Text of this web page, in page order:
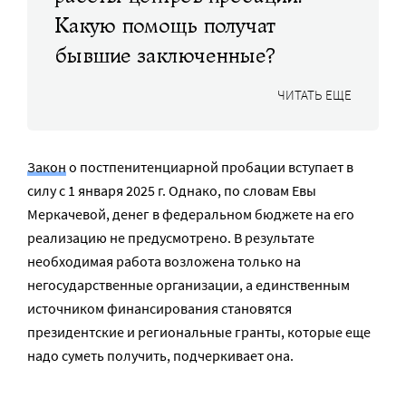
Какую помощь получат
бывшие заключенные?
ЧИТАТЬ ЕЩЕ
Законо постпенитенциарной пробации вступает в
силу с 1 января 2025 г. Однако, по словам Евы
Меркачевой, денег в федеральном бюджете на его
реализацию не предусмотрено. В результате
необходимая работа возложена только на
негосударственные организации, а единственным
источником финансирования становятся
президентские и региональные гранты, которые еще
надо суметь получить, подчеркивает она.